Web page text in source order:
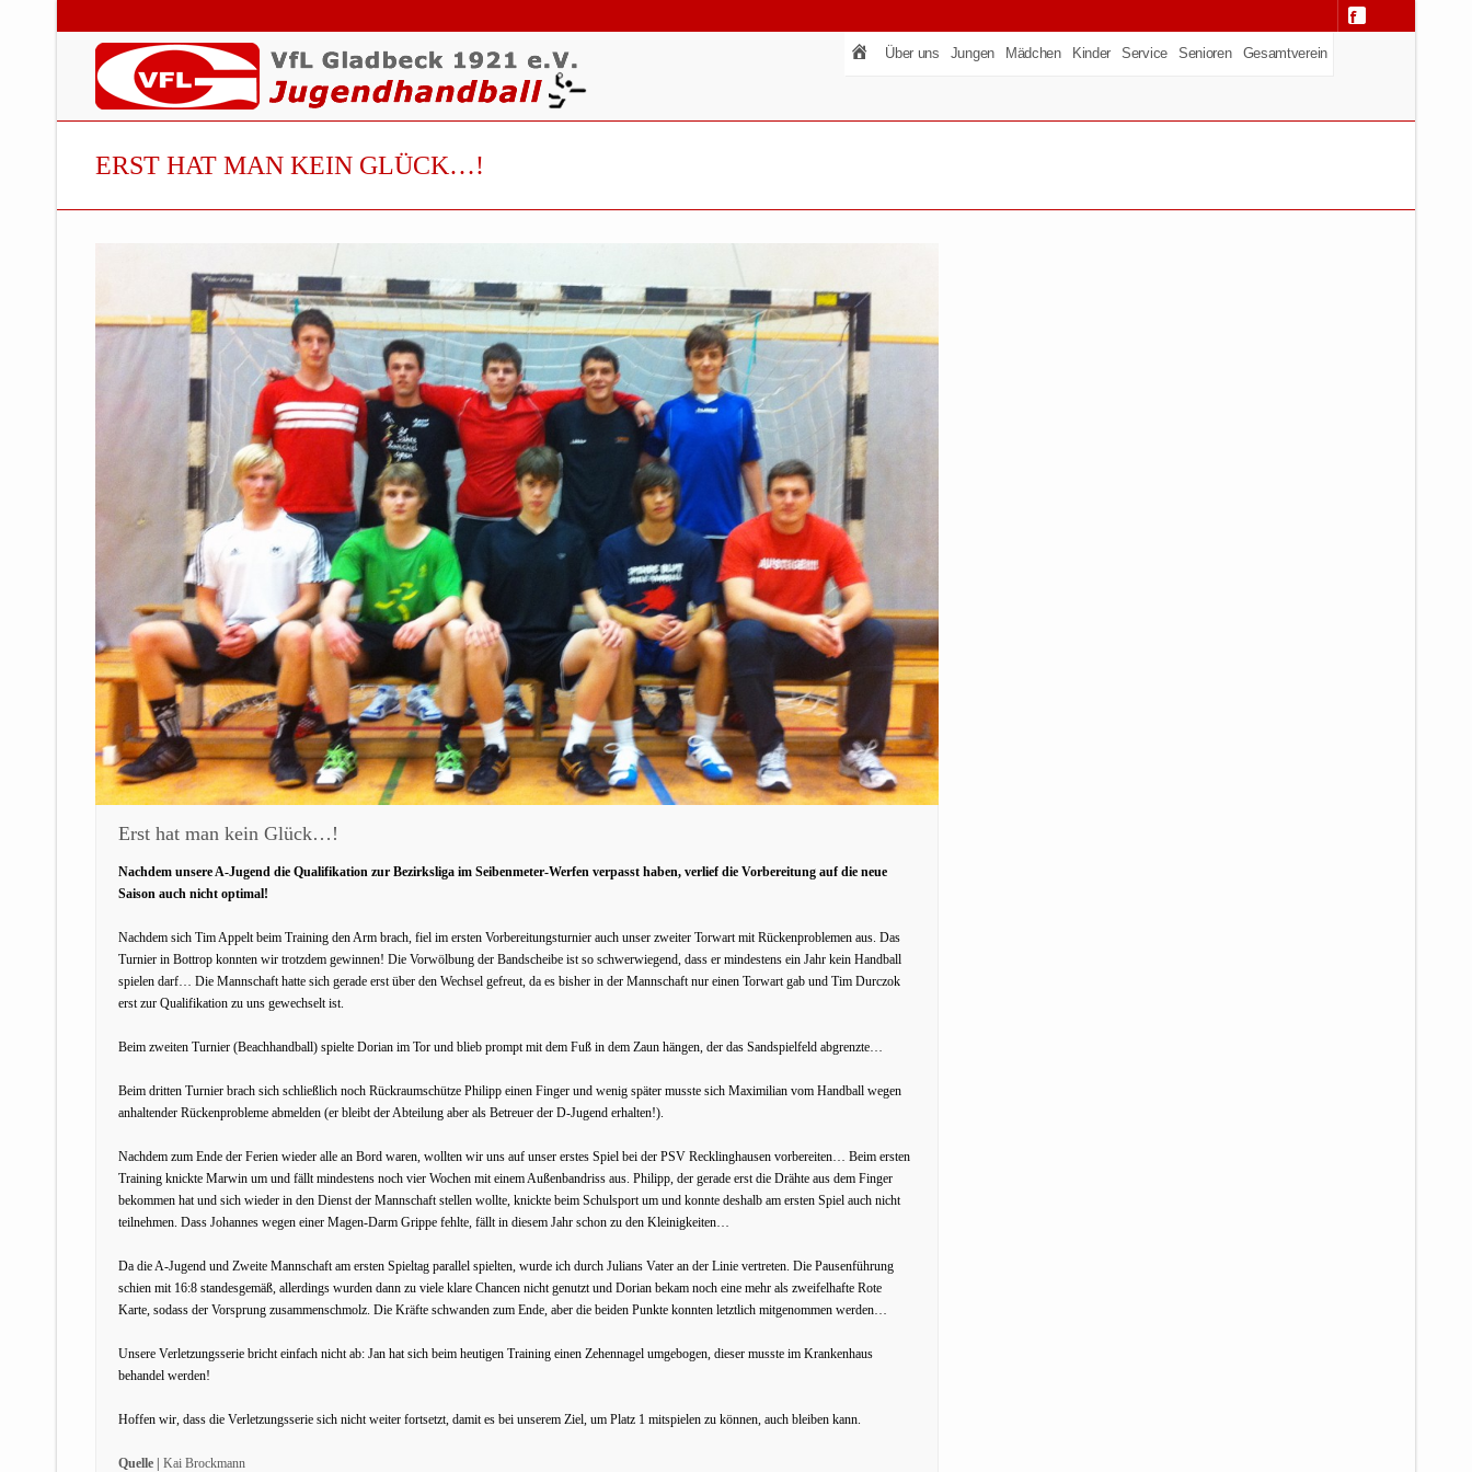
Über uns Jungen Mädchen Kinder Service Senioren Gesamtverein
ERST HAT MAN KEIN GLÜCK…!
Erst hat man kein Glück…!
Nachdem unsere A-Jugend die Qualifikation zur Bezirksliga im Seibenmeter-Werfen verpasst haben, verlief die Vorbereitung auf die neue
Saison auch nicht optimal!
Nachdem sich Tim Appelt beim Training den Arm brach, fiel im ersten Vorbereitungsturnier auch unser zweiter Torwart mit Rückenproblemen aus. Das
Turnier in Bottrop konnten wir trotzdem gewinnen! Die Vorwölbung der Bandscheibe ist so schwerwiegend, dass er mindestens ein Jahr kein Handball
spielen darf… Die Mannschaft hatte sich gerade erst über den Wechsel gefreut, da es bisher in der Mannschaft nur einen Torwart gab und Tim Durczok
erst zur Qualifikation zu uns gewechselt ist.
Beim zweiten Turnier (Beachhandball) spielte Dorian im Tor und blieb prompt mit dem Fuß in dem Zaun hängen, der das Sandspielfeld abgrenzte…
Beim dritten Turnier brach sich schließlich noch Rückraumschütze Philipp einen Finger und wenig später musste sich Maximilian vom Handball wegen
anhaltender Rückenprobleme abmelden (er bleibt der Abteilung aber als Betreuer der D-Jugend erhalten!).
Nachdem zum Ende der Ferien wieder alle an Bord waren, wollten wir uns auf unser erstes Spiel bei der PSV Recklinghausen vorbereiten… Beim ersten
Training knickte Marwin um und fällt mindestens noch vier Wochen mit einem Außenbandriss aus. Philipp, der gerade erst die Drähte aus dem Finger
bekommen hat und sich wieder in den Dienst der Mannschaft stellen wollte, knickte beim Schulsport um und konnte deshalb am ersten Spiel auch nicht
teilnehmen. Dass Johannes wegen einer Magen-Darm Grippe fehlte, fällt in diesem Jahr schon zu den Kleinigkeiten…
Da die A-Jugend und Zweite Mannschaft am ersten Spieltag parallel spielten, wurde ich durch Julians Vater an der Linie vertreten. Die Pausenführung
schien mit 16:8 standesgemäß, allerdings wurden dann zu viele klare Chancen nicht genutzt und Dorian bekam noch eine mehr als zweifelhafte Rote
Karte, sodass der Vorsprung zusammenschmolz. Die Kräfte schwanden zum Ende, aber die beiden Punkte konnten letztlich mitgenommen werden…
Unsere Verletzungsserie bricht einfach nicht ab: Jan hat sich beim heutigen Training einen Zehennagel umgebogen, dieser musste im Krankenhaus
behandel werden!
Hoffen wir, dass die Verletzungsserie sich nicht weiter fortsetzt, damit es bei unserem Ziel, um Platz 1 mitspielen zu können, auch bleiben kann.
Quelle | Kai Brockmann